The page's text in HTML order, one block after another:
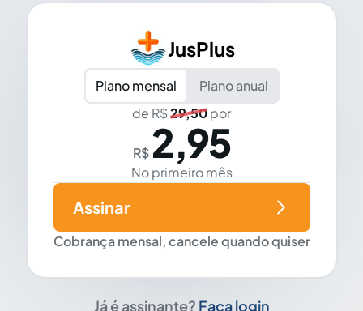
JusPlus
Plano mensal
Plano anual
de R$29,50por
R$ 2,95
No primeiro mês
Cobrança mensal, cancele quando quiser
Assinar
Já é assinante? Faça login